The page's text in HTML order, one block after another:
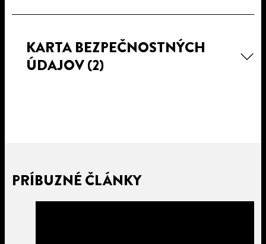
KARTA BEZPEČNOSTNÝCH
ÚDAJOV(2)
PRÍBUZNÉ ČLÁNKY